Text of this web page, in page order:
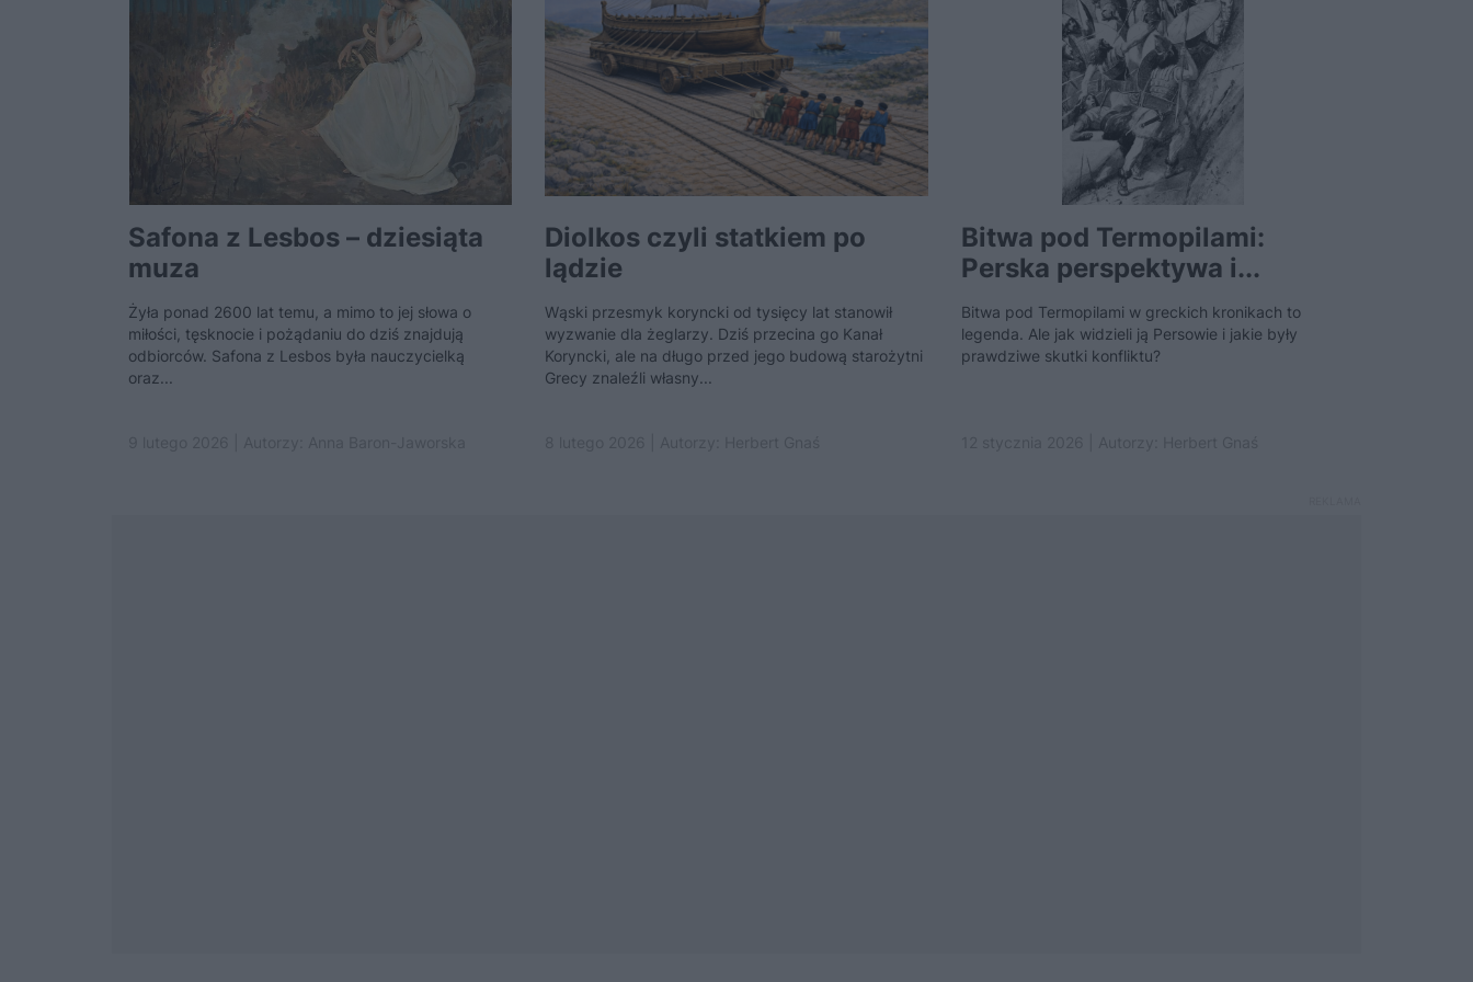
Safona z Lesbos – dziesiąta
muza
Żyła ponad 2600 lat temu, a mimo to jej słowa o
miłości, tęsknocie i pożądaniu do dziś znajdują
odbiorców. Safona z Lesbos była nauczycielką
oraz...
Diolkos czyli statkiem po
lądzie
Wąski przesmyk koryncki od tysięcy lat stanowił
wyzwanie dla żeglarzy. Dziś przecina go Kanał
Koryncki, ale na długo przed jego budową starożytni
Grecy znaleźli własny...
Bitwa pod Termopilami:
Perska perspektywa i...
Bitwa pod Termopilami w greckich kronikach to
legenda. Ale jak widzieli ją Persowie i jakie były
prawdziwe skutki konfliktu?